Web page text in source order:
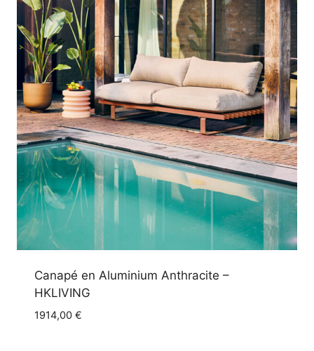
Canapé en Aluminium Anthracite –
HKLIVING
1914,00 €